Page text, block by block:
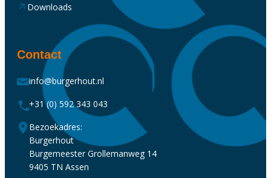
Downloads
Contact
info@burgerhout.nl
+31 (0) 592 343 043
Bezoekadres:
Burgerhout
Burgemeester Grollemanweg 14
9405 TN Assen